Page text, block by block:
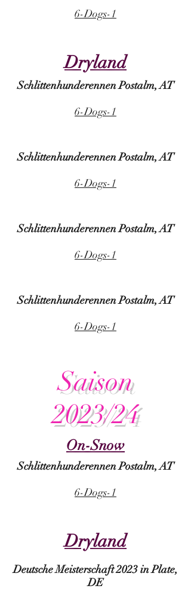
6-Dogs-1
Dryland
Schlittenhunderennen Postalm, AT
6-Dogs-1
Schlittenhunderennen Postalm, AT
6-Dogs-1
Schlittenhunderennen Postalm, AT
6-Dogs-1
Schlittenhunderennen Postalm, AT
6-Dogs-1
Saison
2023/24
On-Snow
Schlittenhunderennen Postalm, AT
6-Dogs-1
Dryland
Deutsche Meisterschaft 2023 in Plate,
DE